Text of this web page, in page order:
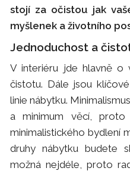
stojí za očistou jak
myšlenek a životního
Jednoduchost a
V interiéru jde hlavně o
čistotu. Dále jsou
linie nábytku.
a minimum věcí,
minimalistického bydlení
druhy nábytku budete
možná nejdéle, proto